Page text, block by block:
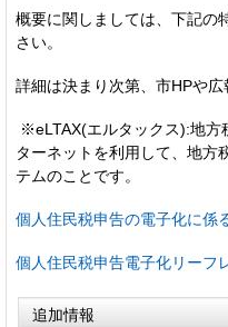
概要に関しましては、下記の
さい。
詳細は決まり次第、市HPや広
※eLTAX(エルタックス):地方
ターネットを利用して、地方
テムのことです。
個人住民税申告の電子化に係
個人住民税申告電子化リーフ
追加情報